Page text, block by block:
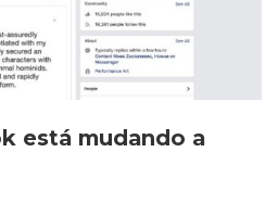
está mudando a